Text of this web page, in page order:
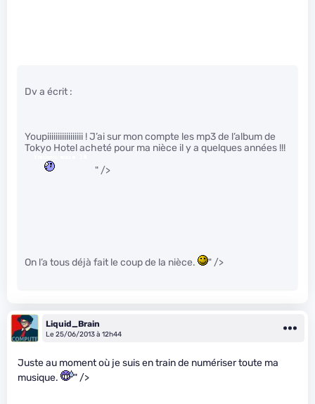
Dv a écrit :
Youpiiiiiiiiiiiiiiiii ! J’ai sur mon compte les mp3 de l’album de
Tokyo Hotel acheté pour ma nièce il y a quelques années !!!
" />
On l’a tous déjà fait le coup de la nièce. " />
Liquid_Brain
Le 25/06/2013 à 12h44
Juste au moment où je suis en train de numériser toute ma
musique.
" />